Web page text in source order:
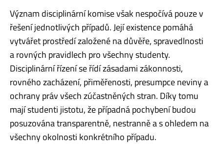
Význam disciplinární komise však nespočívá pouze v
řešení jednotlivých případů. Její existence pomáhá
vytvářet prostředí založené na důvěře, spravedlnosti
a rovných pravidlech pro všechny studenty.
Disciplinární řízení se řídí zásadami zákonnosti,
rovného zacházení, přiměřenosti, presumpce neviny a
ochrany práv všech zúčastněných stran. Díky tomu
mají studenti jistotu, že případná pochybení budou
posuzována transparentně, nestranně a s ohledem na
všechny okolnosti konkrétního případu.